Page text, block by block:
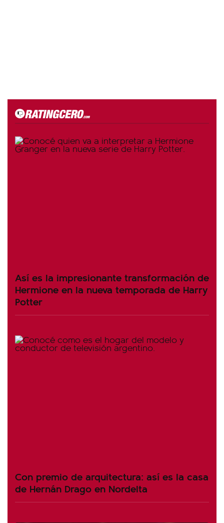
Así es la impresionante transformación de
Hermione en la nueva temporada de Harry
Potter
Con premio de arquitectura: así es la casa
de Hernán Drago en Nordelta